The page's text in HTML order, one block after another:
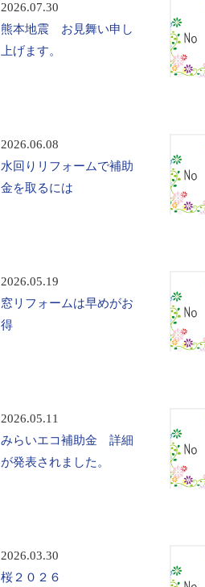
2026.07.30
熊本地震 お見舞い申し
上げます。
2026.06.08
水回りリフォームで補助
金を取るには
2026.05.19
窓リフォームは早めがお
得
2026.05.11
みらいエコ補助金 詳細
が発表されました。
2026.03.30
桜２０２６